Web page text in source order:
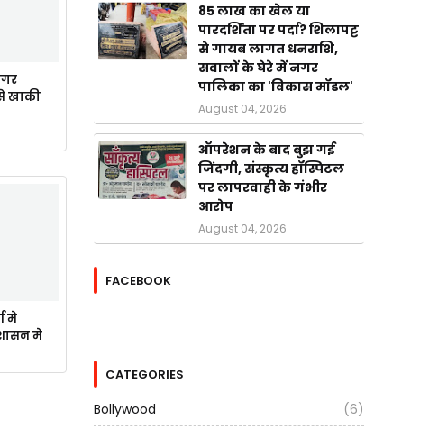
खाकी
मे
मे
85 लाख का खेल या
पारदर्शिता पर पर्दा? शिलापट्ट
से गायब लागत धनराशि,
सवालों के घेरे में नगर
पालिका का 'विकास मॉडल'
August 04, 2026
ऑपरेशन के बाद बुझ गई
जिंदगी, संस्कृत्य हॉस्पिटल
पर लापरवाही के गंभीर
आरोप
August 04, 2026
FACEBOOK
CATEGORIES
Bollywood
(6)